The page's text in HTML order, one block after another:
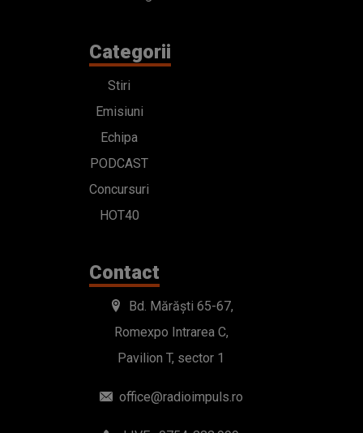
Categorii
Stiri
Emisiuni
Echipa
PODCAST
Concursuri
HOT40
Contact
Bd. Mărăști 65-67,
Romexpo Intrarea C,
Pavilion T, sector 1
office@radioimpuls.ro